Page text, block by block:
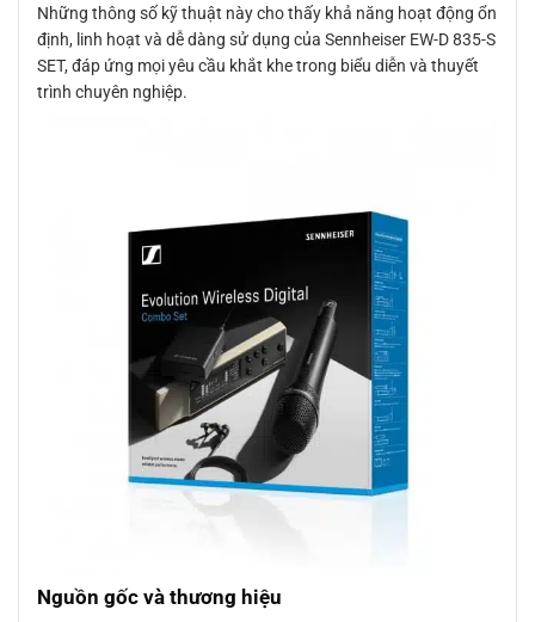
Những thông số kỹ thuật này cho thấy khả năng hoạt động ổn
định, linh hoạt và dễ dàng sử dụng của Sennheiser EW-D 835-S
SET, đáp ứng mọi yêu cầu khắt khe trong biểu diễn và thuyết
trình chuyên nghiệp.
Nguồn gốc và thương hiệu